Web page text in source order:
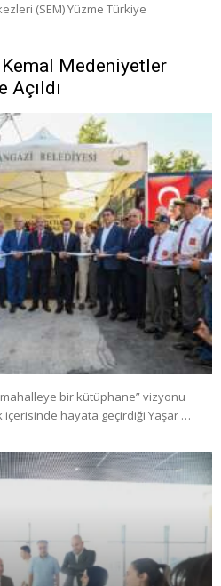
(SEM) Yüzme Türkiye
Kemal Medeniyetler
Açıldı
bir kütüphane” vizyonu
hayata geçirdiği Yaşar …